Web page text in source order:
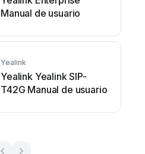
Manual de usuario
Yealink
Yealink Yealink SIP-
T42G Manual de usuario